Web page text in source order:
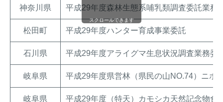
神奈川県 平成29年度森林生態系哺乳類調査委託業務
松田町 平成29年度ハンター育成事業委託
石川県 平成29年度アライグマ生息状況調査業務委
岐阜県 平成29年度県営林（県民の山NO.74）ニホ
岐阜県 平成29年度（特天）カモシカ天然記念物
スクロールできます